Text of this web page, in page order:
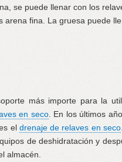
se puede llenar con los
arena fina. La gruesa puede
más importe para la
en seco . En los últimos
el drenaje de relaves en seco
de deshidratación y
almacén.